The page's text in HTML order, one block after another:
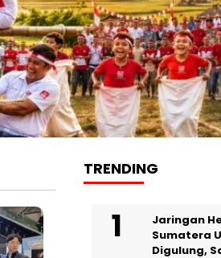
TRENDING
Jaringan
Sumatera
Digulung,